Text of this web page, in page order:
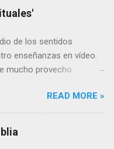
de los sentidos
enseñanzas en vídeo.
mucho provecho.
Hebreos 5:11-14 11
mucho que decir, y
cuanto os habéis hecho
debiendo ser ya
READ MORE »